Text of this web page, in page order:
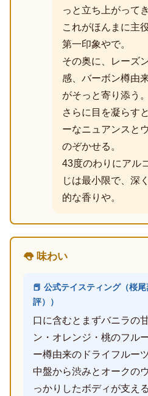
っと立ち上がってき
これがほんまに主
第一印象やで。
その奥に、レーズ
感、バーボン樽由
がそっと寄り添う。
さらに目を凝らす
ーなニュアンスと
のぞかせる。
43度のわりにアル
じは最小限で、深
的な香りや。
👅 味わい
📕 公式テイスティング（桜
評））
口に含むとまずバニラの
ン・オレンジ・桃のフル
ー樽由来のドライフルー
中盤から渋みとオークの
っかりしたボディが支える